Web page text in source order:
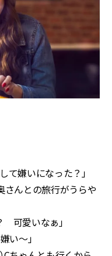
て嫌いになった？」
さんとの旅行がうらや
可愛いなぁ」
い～」